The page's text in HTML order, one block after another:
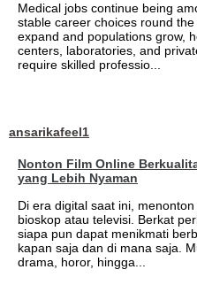
Medical jobs continue being
stable career choices round
expand and populations grow,
centers, laboratories, and
require skilled professio...
ansarikafeel1
Nonton Film Online
yang Lebih Nyaman
Di era digital saat ini,
bioskop atau televisi. Berkat
siapa pun dapat menikmati
kapan saja dan di mana saja.
drama, horor, hingga...